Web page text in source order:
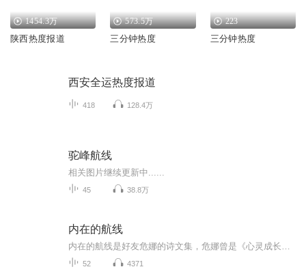
1454.3万
陕西热度报道
573.5万
三分钟热度
223
三分钟热度
西安全运热度报道
418 128.4万
驼峰航线
相关图片继续更新中......
45 38.8万
内在的航线
52 4371